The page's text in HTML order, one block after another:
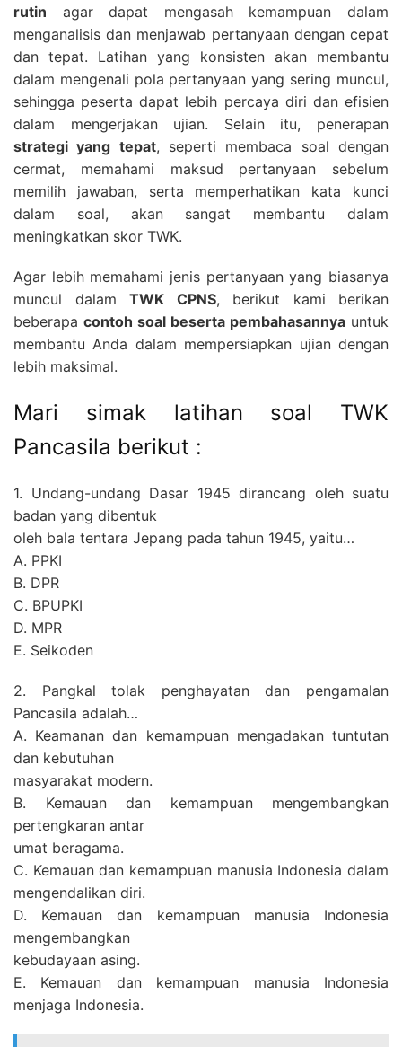
rutin agar dapat mengasah kemampuan dalam
menganalisis dan menjawab pertanyaan dengan cepat
dan tepat. Latihan yang konsisten akan membantu
dalam mengenali pola pertanyaan yang sering muncul,
sehingga peserta dapat lebih percaya diri dan efisien
dalam mengerjakan ujian. Selain itu, penerapan
strategi yang tepat, seperti membaca soal dengan
cermat, memahami maksud pertanyaan sebelum
memilih jawaban, serta memperhatikan kata kunci
dalam soal, akan sangat membantu dalam
meningkatkan skor TWK.
Agar lebih memahami jenis pertanyaan yang biasanya
muncul dalam TWK CPNS, berikut kami berikan
beberapa contoh soal beserta pembahasannya untuk
membantu Anda dalam mempersiapkan ujian dengan
lebih maksimal.
Mari simak latihan soal TWK
Pancasila berikut :
1. Undang-undang Dasar 1945 dirancang oleh suatu
badan yang dibentuk
oleh bala tentara Jepang pada tahun 1945, yaitu…
A. PPKI
B. DPR
C. BPUPKI
D. MPR
E. Seikoden
2. Pangkal tolak penghayatan dan pengamalan
Pancasila adalah…
A. Keamanan dan kemampuan mengadakan tuntutan
dan kebutuhan
masyarakat modern.
B. Kemauan dan kemampuan mengembangkan
pertengkaran antar
umat beragama.
C. Kemauan dan kemampuan manusia Indonesia dalam
mengendalikan diri.
D. Kemauan dan kemampuan manusia Indonesia
mengembangkan
kebudayaan asing.
E. Kemauan dan kemampuan manusia Indonesia
menjaga Indonesia.